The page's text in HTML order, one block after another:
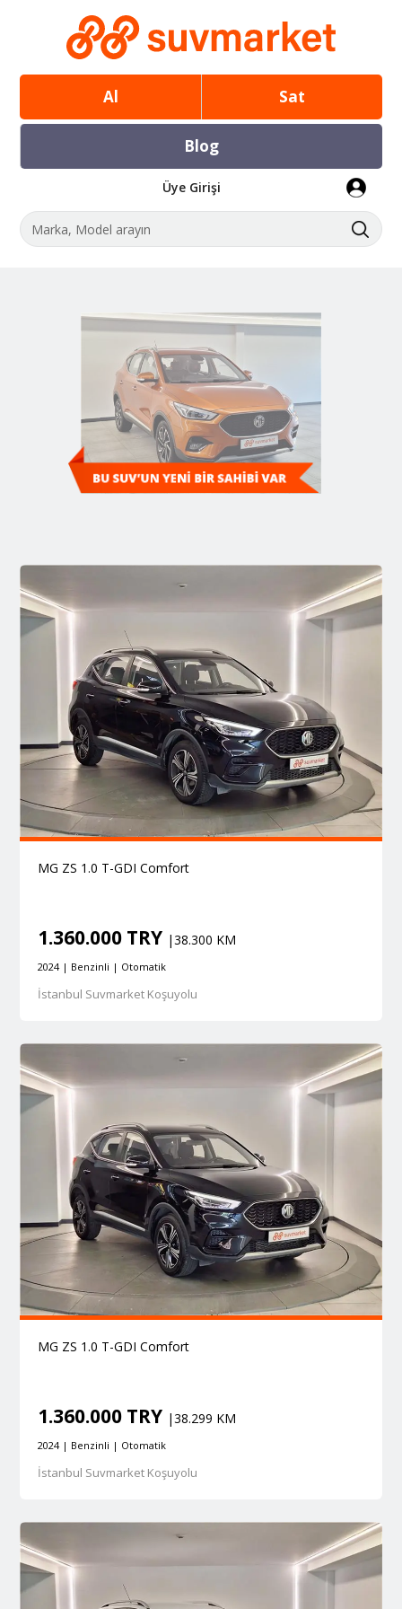
Al Sat
Blog
Üye Girişi
MG ZS 1.0 T-GDI Comfort
1.360.000 TRY |38.300 KM
2024 | Benzinli | Otomatik
İstanbul Suvmarket Koşuyolu
MG ZS 1.0 T-GDI Comfort
1.360.000 TRY |38.299 KM
2024 | Benzinli | Otomatik
İstanbul Suvmarket Koşuyolu